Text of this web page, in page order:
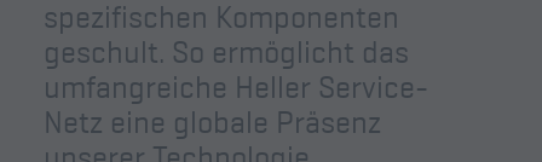
spezifischen Komponenten
geschult. So ermöglicht das
umfangreiche Heller Service-
Netz eine globale Präsenz